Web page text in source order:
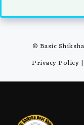
© Basic
Privacy Policy